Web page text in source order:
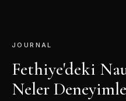
JOURNAL
Fethiye'deki
Neler